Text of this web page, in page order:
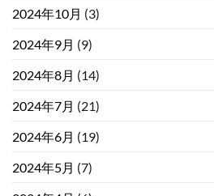
2024年10月 (3)
2024年9月 (9)
2024年8月 (14)
2024年7月 (21)
2024年6月 (19)
2024年5月 (7)